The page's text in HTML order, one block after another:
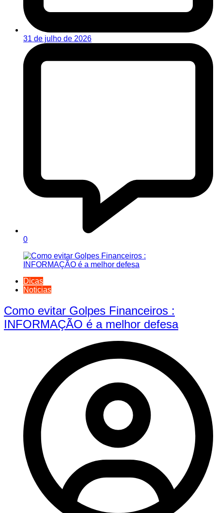
31 de julho de 2026
0
Dicas
Noticias
Como evitar Golpes Financeiros :
INFORMAÇÃO é a melhor defesa